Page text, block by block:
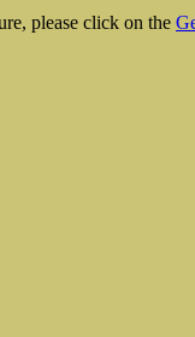
please click on the